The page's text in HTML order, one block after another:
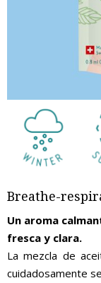
Breathe-
Un aroma
La mezcla de
cuidadosamente